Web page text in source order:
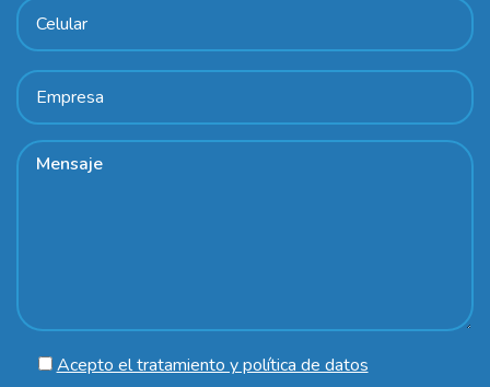
Acepto el tratamiento y política de datos